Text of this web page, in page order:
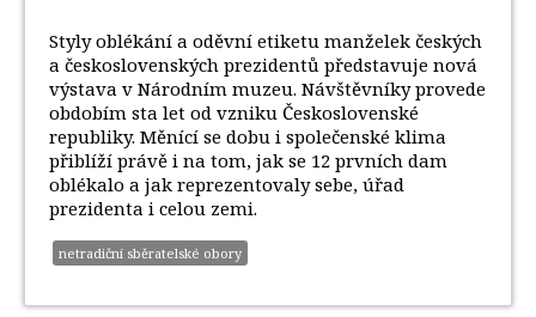
Styly oblékání a oděvní etiketu manželek českých
a československých prezidentů představuje nová
výstava v Národním muzeu. Návštěvníky provede
obdobím sta let od vzniku Československé
republiky. Měnící se dobu i společenské klima
přiblíží právě i na tom, jak se 12 prvních dam
oblékalo a jak reprezentovaly sebe, úřad
prezidenta i celou zemi.
netradiční sběratelské obory